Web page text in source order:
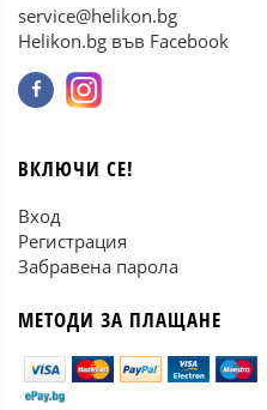
service@helikon.bg
Helikon.bg във Facebook
ВКЛЮЧИ СЕ!
Вход
Регистрация
Забравена парола
МЕТОДИ ЗА ПЛАЩАНЕ